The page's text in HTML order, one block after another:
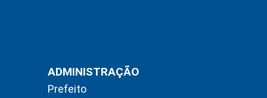
ADMINISTRAÇÃO
Prefeito